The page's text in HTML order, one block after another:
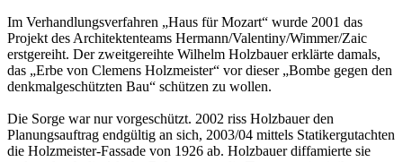
Im Verhandlungsverfahren „Haus für Mozart“ wurde 2001 das
Projekt des Architektenteams Hermann/Valentiny/Wimmer/Zaic
erstgereiht. Der zweitgereihte Wilhelm Holzbauer erklärte damals,
das „Erbe von Clemens Holzmeister“ vor dieser „Bombe gegen den
denkmalgeschützten Bau“ schützen zu wollen.
Die Sorge war nur vorgeschützt. 2002 riss Holzbauer den
Planungsauftrag endgültig an sich, 2003/04 mittels Statikergutachten
die Holzmeister-Fassade von 1926 ab. Holzbauer diffamierte sie